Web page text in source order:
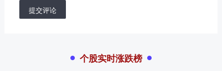
提交评论
个股实时涨跌榜